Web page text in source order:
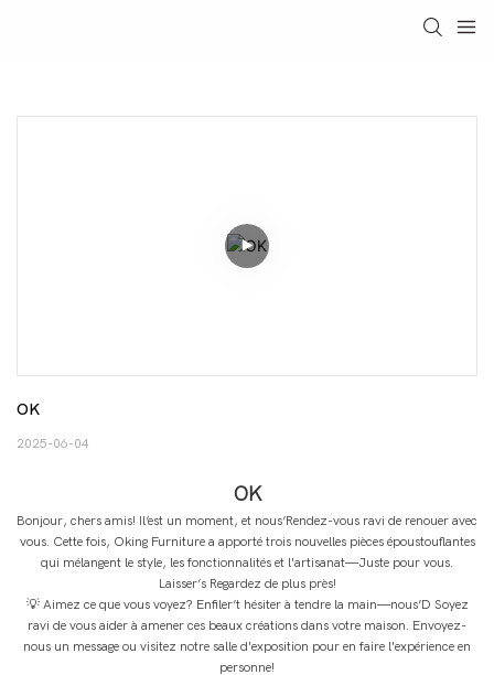
OK
2025-06-04
OK
Bonjour, chers amis! Il’est un moment, et nous’Rendez-vous ravi de renouer avec
vous. Cette fois, Oking Furniture a apporté trois nouvelles pièces époustouflantes
qui mélangent le style, les fonctionnalités et l'artisanat—Juste pour vous.
Laisser’s Regardez de plus près!
💡 Aimez ce que vous voyez? Enfiler’t hésiter à tendre la main—nous’D Soyez
ravi de vous aider à amener ces beaux créations dans votre maison. Envoyez-
nous un message ou visitez notre salle d'exposition pour en faire l'expérience en
personne!